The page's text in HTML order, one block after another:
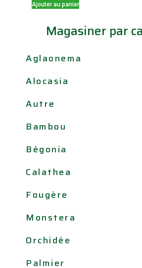
Ajouter au panier
Magasiner par
Aglaonema
Alocasia
Autre
Bambou
Bégonia
Calathea
Fougère
Monstera
Orchidée
Palmier